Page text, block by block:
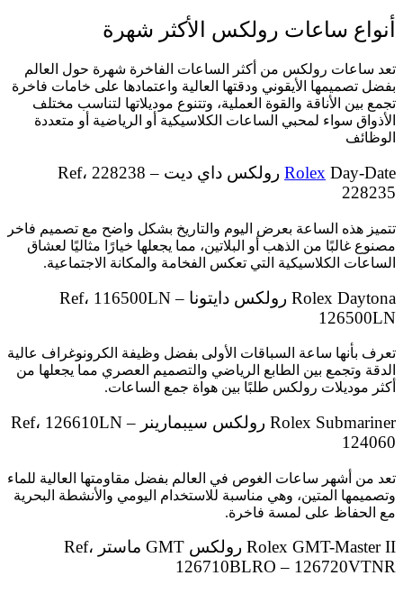
أنواع ساعات رولكس الأكثر شهرة
تعد ساعات رولكس من أكثر الساعات الفاخرة شهرة حول العالم
بفضل تصميمها الأيقوني ودقتها العالية واعتمادها على خامات فاخرة
تجمع بين الأناقة والقوة العملية، وتتنوع موديلاتها لتناسب مختلف
الأذواق سواء لمحبي الساعات الكلاسيكية أو الرياضية أو متعددة
الوظائف
Rolex
Day-Date رولكس داي ديت Ref، 228238 –
228235
تتميز هذه الساعة بعرض اليوم والتاريخ بشكل واضح مع تصميم فاخر
مصنوع غالبًا من الذهب أو البلاتين، مما يجعلها خيارًا مثاليًا لعشاق
الساعات الكلاسيكية التي تعكس الفخامة والمكانة الاجتماعية.
Rolex Daytona رولكس دايتونا Ref، 116500LN –
126500LN
تعرف بأنها ساعة السباقات الأولى بفضل وظيفة الكرونوغراف عالية
الدقة وتجمع بين الطابع الرياضي والتصميم العصري مما يجعلها من
أكثر موديلات رولكس طلبًا بين هواة جمع الساعات.
Rolex Submariner رولكس سيبمارينر Ref، 126610LN –
124060
تعد من أشهر ساعات الغوص في العالم بفضل مقاومتها العالية للماء
وتصميمها المتين، وهي مناسبة للاستخدام اليومي والأنشطة البحرية
مع الحفاظ على لمسة فاخرة.
Rolex GMT-Master II رولكس GMT ماستر Ref،
126710BLRO – 126720VTNR